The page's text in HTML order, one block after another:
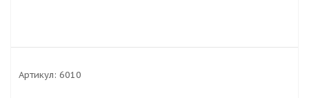
Артикул: 6010